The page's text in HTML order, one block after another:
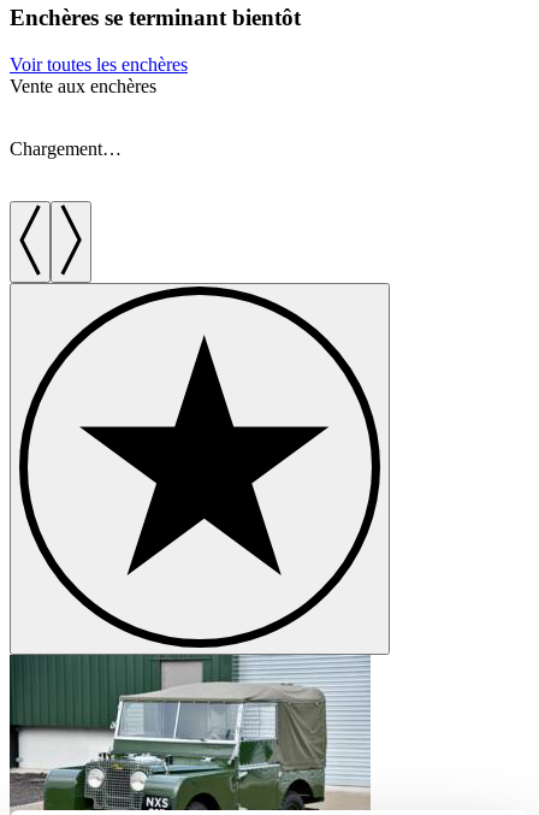
Enchères se terminant bientôt
Voir toutes les enchères
Vente aux enchères
Chargement…